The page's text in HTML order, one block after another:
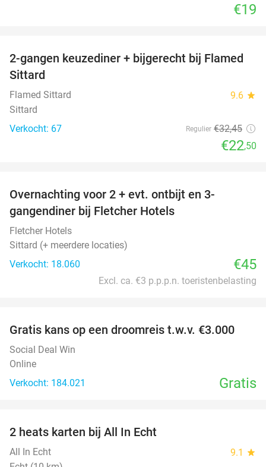
€19
31%
2-gangen keuzediner + bijgerecht bij Flamed
Sittard
Flamed Sittard 9.6 star
Sittard
Verkocht: 67
Regulier €32,45
€22,50
Overnachting voor 2 + evt. ontbijt en 3-
gangendiner bij Fletcher Hotels
Fletcher Hotels
Sittard (+ meerdere locaties)
Verkocht: 18.060
€45
Excl. ca. €3 p.p.p.n. toeristenbelasting
Gratis kans op een droomreis t.w.v. €3.000
Social Deal Win
Online
Verkocht: 184.021
Gratis
2 heats karten bij All In Echt
All In Echt 9.1 star